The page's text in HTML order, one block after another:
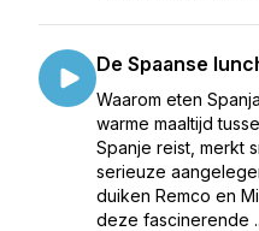
De Spaanse
Waarom eten
warme maaltijd
Spanje reist, merkt
serieuze
duiken Remco en
deze fascinerende